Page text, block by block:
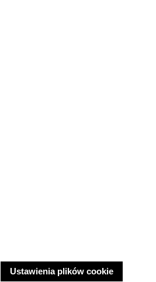
Ustawienia plików cookie